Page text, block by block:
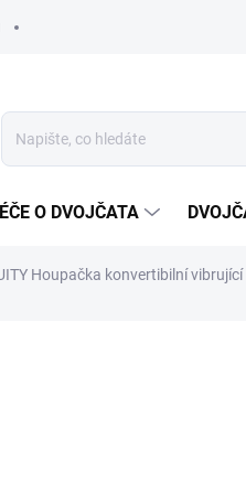
O DVOJČATA
Houpačka konvertibilní